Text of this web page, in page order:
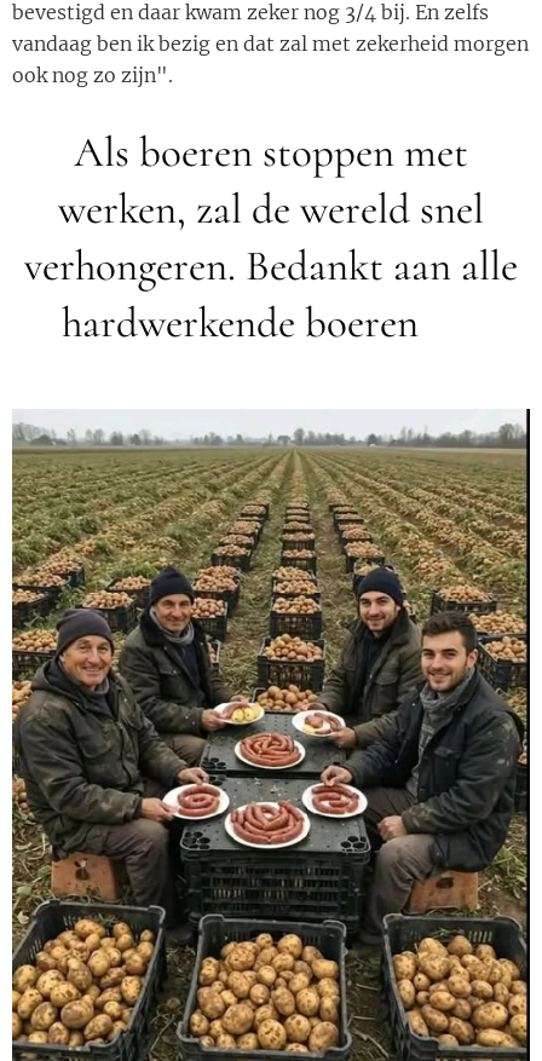
bevestigd en daar kwam zeker nog 3/4 bij. En zelfs
vandaag ben ik bezig en dat zal met zekerheid morgen
ook nog zo zijn".
Als boeren stoppen met
werken, zal de wereld snel
verhongeren. Bedankt aan alle
hardwerkende boeren 💜